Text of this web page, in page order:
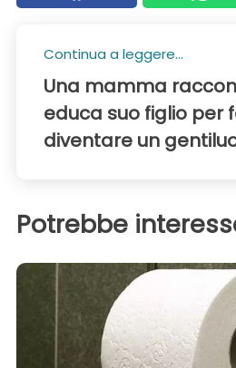
Continua a leggere...
Una mamma
educa suo figlio per
diventare un
Potrebbe